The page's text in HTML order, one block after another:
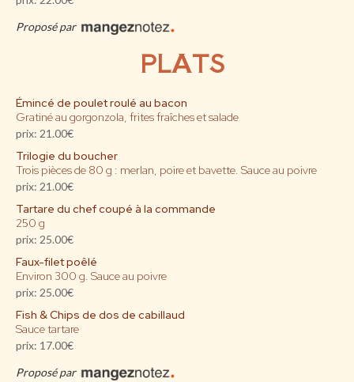
Proposé par
PLATS
Émincé de poulet roulé au bacon
Gratiné au gorgonzola, frites fraîches et salade
prix: 21.00€
Trilogie du boucher
Trois pièces de 80 g : merlan, poire et bavette. Sauce au poivre
prix: 21.00€
Tartare du chef coupé à la commande
250 g
prix: 25.00€
Faux-filet poêlé
Environ 300 g. Sauce au poivre
prix: 25.00€
Fish & Chips de dos de cabillaud
Sauce tartare
prix: 17.00€
Proposé par